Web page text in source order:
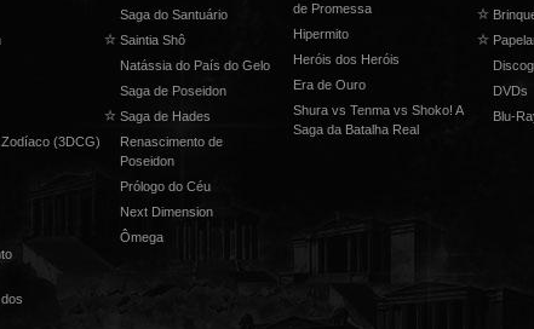
(3DCG)
Saga do Santuário
☆ Saintia Shô
Natássia do País do Gelo
Saga de Poseidon
☆ Saga de Hades
Renascimento de
Poseidon
Prólogo do Céu
Next Dimension
Ômega
de Promessa
Hipermito
Heróis dos Heróis
Era de Ouro
Shura vs Tenma vs Shoko! A
Saga da Batalha Real
☆
☆
DVDs
Blu-